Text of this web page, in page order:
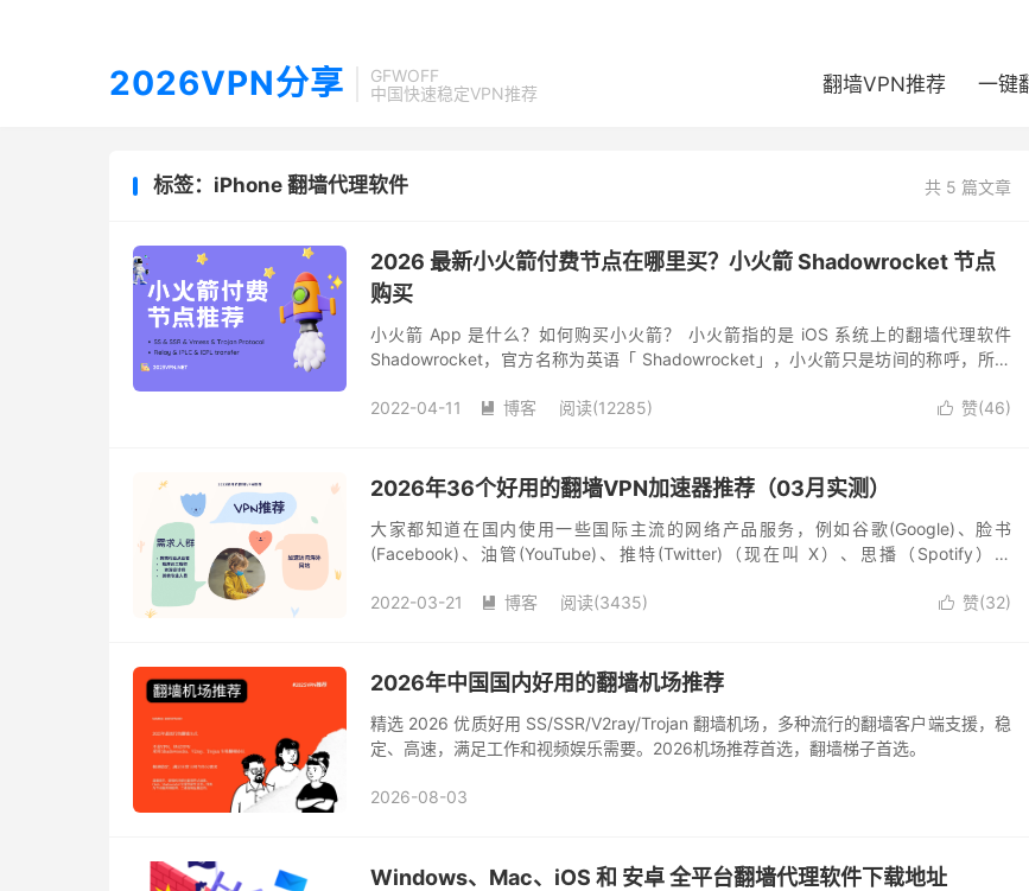
2026VPN分享
GFWOFF
中国快速稳定VPN推荐
翻墙VPN推荐 一键
共 5 篇文章
标签：iPhone 翻墙代理软件
2026 最新小火箭付费节点在哪里买？小火箭 Shadowrocket 节点
购买
小火箭 App 是什么？如何购买小火箭？ 小火箭指的是 iOS 系统上的翻墙代理软件
Shadowrocket，官方名称为英语「 Shadowrocket」，小火箭只是坊间的称呼，所以
 赞(46)
2022-04-11  博客 阅读(12285)
2026年36个好用的翻墙VPN加速器推荐（03月实测）
大家都知道在国内使用一些国际主流的网络产品服务，例如谷歌(Google)、脸书
(Facebook)、油管(YouTube)、推特(Twitter)（现在叫 X）、思播（Spotify）、
 赞(32)
2022-03-21  博客 阅读(3435)
2026年中国国内好用的翻墙机场推荐
精选 2026 优质好用 SS/SSR/V2ray/Trojan 翻墙机场，多种流行的翻墙客户端支援，稳
定、高速，满足工作和视频娱乐需要。2026机场推荐首选，翻墙梯子首选。
2026-08-03
Windows、Mac、iOS 和 安卓 全平台翻墙代理软件下载地址